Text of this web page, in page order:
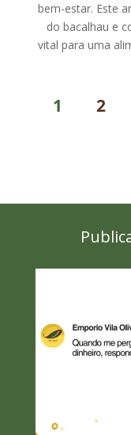
bem-estar. Este
do bacalhau e
vital para uma
1 2